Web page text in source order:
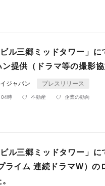
ル三郷ミッドタワー」
提供（ドラマ等の撮影協
ジャパン プレスリリース
04時 不動産 企業の動向
ル三郷ミッドタワー」に
ライム 連続ドラマW）